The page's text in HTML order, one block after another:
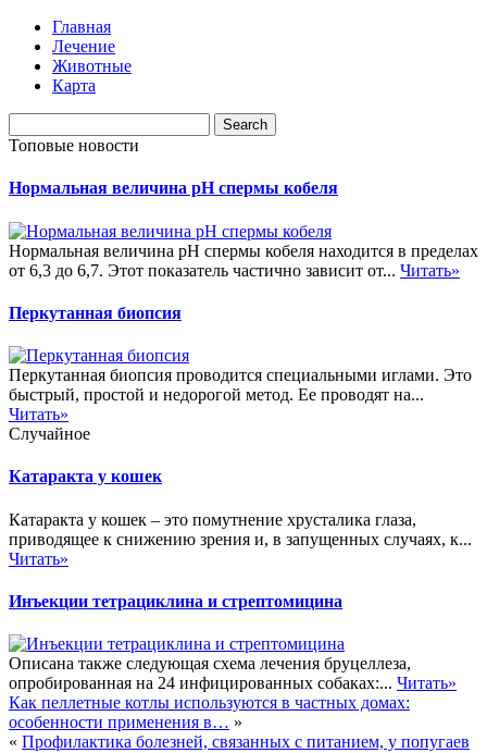
Главная
Лечение
Животные
Карта
Топовые новости
Нормальная величина pH спермы кобеля
Нормальная величина pH спермы кобеля находится в пределах
от 6,3 до 6,7. Этот показатель частично зависит от... Читать»
Перкутанная биопсия
Перкутанная биопсия проводится специальными иглами. Это
быстрый, простой и недорогой метод. Ее проводят на...
Читать»
Случайное
Катаракта у кошек
Катаракта у кошек – это помутнение хрусталика глаза,
приводящее к снижению зрения и, в запущенных случаях, к...
Читать»
Инъекции тетрациклина и стрептомицина
Описана также следующая схема лечения бруцеллеза,
опробированная на 24 инфицированных собаках:... Читать»
Как пеллетные котлы используются в частных домах:
особенности применения в… »
« Профилактика болезней, связанных с питанием, у попугаев